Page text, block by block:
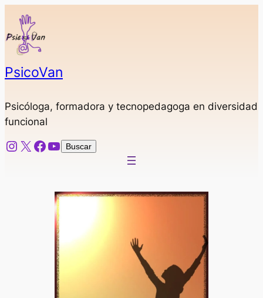
Saltar
contenido
PsicoVan
Psicóloga, formadora y tecnopedagoga en diversidad
funcional
Instagram
X Facebook
YouTube
Buscar
Buscar